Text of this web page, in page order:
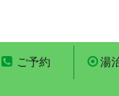
ご予約 湯